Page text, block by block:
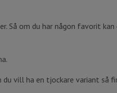
Så om du har någon favorit
du vill ha en tjockare variant så